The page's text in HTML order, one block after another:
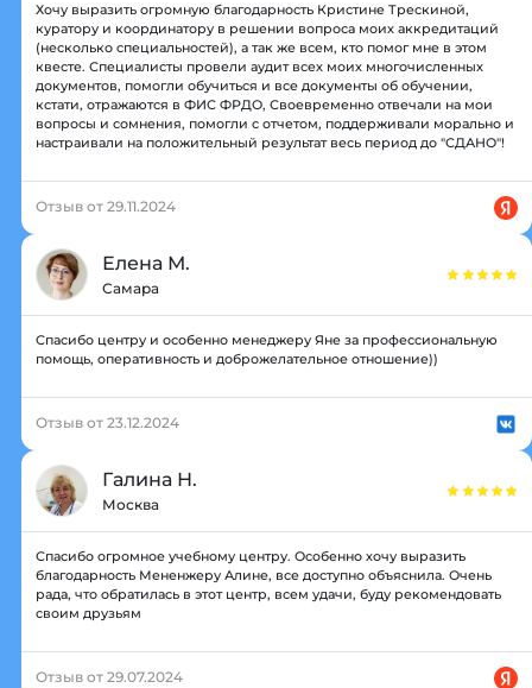
Хочу выразить огромную благодарность Кристине Трескиной,
куратору и координатору в решении вопроса моих аккредитаций
(несколько специальностей), а так же всем, кто помог мне в этом
квесте. Специалисты провели аудит всех моих многочисленных
документов, помогли обучиться и все документы об обучении,
кстати, отражаются в ФИС ФРДО, Своевременно отвечали на мои
вопросы и сомнения, помогли с отчетом, поддерживали морально и
настраивали на положительный результат весь период до "СДАНО"!
Отзыв от 29.11.2024
Елена М.
Самара
Спасибо центру и особенно менеджеру Яне за профессиональную
помощь, оперативность и доброжелательное отношение))
Отзыв от 23.12.2024
Галина Н.
Москва
Спасибо огромное учебному центру. Особенно хочу выразить
благодарность Мененжеру Алине, все доступно объяснила. Очень
рада, что обратилась в этот центр, всем удачи, буду рекомендовать
своим друзьям
Отзыв от 29.07.2024